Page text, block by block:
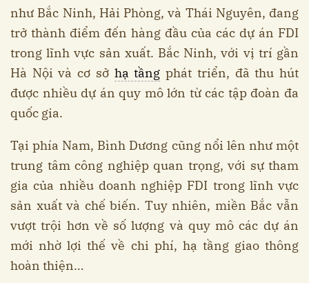
như Bắc Ninh, Hải Phòng, và Thái Nguyên, đang
trở thành điểm đến hàng đầu của các dự án FDI
trong lĩnh vực sản xuất. Bắc Ninh, với vị trí gần
Hà Nội và cơ sở hạ tầng phát triển, đã thu hút
được nhiều dự án quy mô lớn từ các tập đoàn đa
quốc gia.
Tại phía Nam, Bình Dương cũng nổi lên như một
trung tâm công nghiệp quan trọng, với sự tham
gia của nhiều doanh nghiệp FDI trong lĩnh vực
sản xuất và chế biến. Tuy nhiên, miền Bắc vẫn
vượt trội hơn về số lượng và quy mô các dự án
mới nhờ lợi thế về chi phí, hạ tầng giao thông
hoàn thiện…